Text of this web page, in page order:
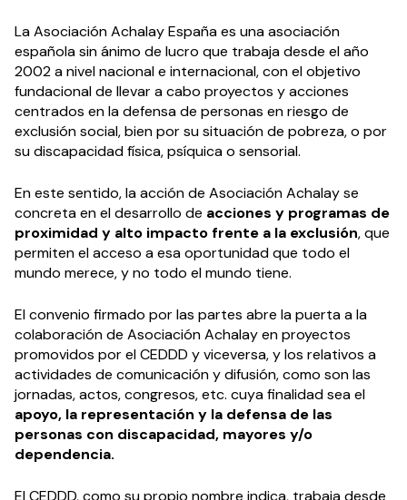
La Asociación Achalay España es una asociación
española sin ánimo de lucro que trabaja desde el año
2002 a nivel nacional e internacional, con el objetivo
fundacional de llevar a cabo proyectos y acciones
centrados en la defensa de personas en riesgo de
exclusión social, bien por su situación de pobreza, o por
su discapacidad física, psíquica o sensorial.
En este sentido, la acción de Asociación Achalay se
concreta en el desarrollo de acciones y programas de
proximidad y alto impacto frente a la exclusión, que
permiten el acceso a esa oportunidad que todo el
mundo merece, y no todo el mundo tiene.
El convenio firmado por las partes abre la puerta a la
colaboración de Asociación Achalay en proyectos
promovidos por el CEDDD y viceversa, y los relativos a
actividades de comunicación y difusión, como son las
jornadas, actos, congresos, etc. cuya finalidad sea el
apoyo, la representación y la defensa de las
personas con discapacidad, mayores y/o
dependencia.
El CEDDD, como su propio nombre indica, trabaja desde